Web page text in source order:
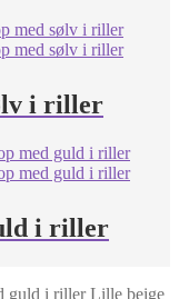
i riller
i riller
Lille beige